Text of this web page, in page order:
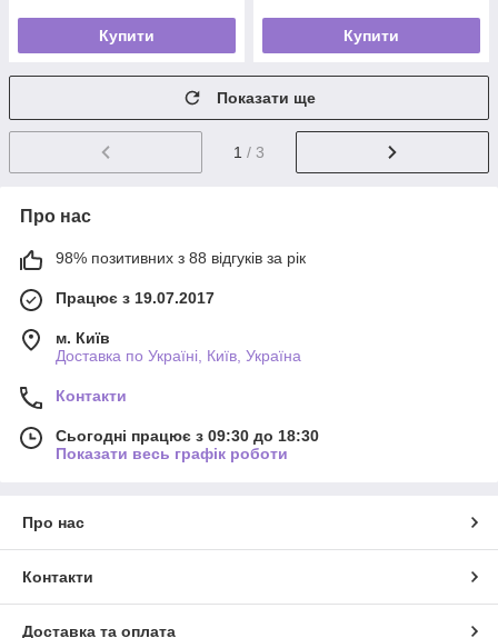
Купити Купити
Показати ще
1 / 3
Про нас
98% позитивних з 88 відгуків за рік
Працює з 19.07.2017
м. Київ
Доставка по Україні, Київ, Україна
Контакти
Сьогодні працює з 09:30 до 18:30
Показати весь графік роботи
Про нас
Контакти
Доставка та оплата